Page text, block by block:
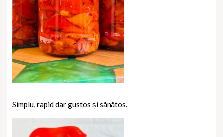
Simplu, rapid dar gustos și sănătos.